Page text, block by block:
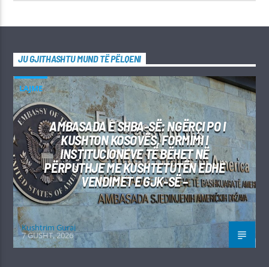
JU GJITHASHTU MUND TË PËLQENI
LAJME
AMBASADA E SHBA-SË: NGËRÇI PO I
KUSHTON KOSOVËS, FORMIMI I
INSTITUCIONEVE TË BËHET NË
PËRPUTHJE ME KUSHTETUTËN EDHE
VENDIMET E GJK-SË –
Kushtrim Guraj
7 GUSHT, 2026